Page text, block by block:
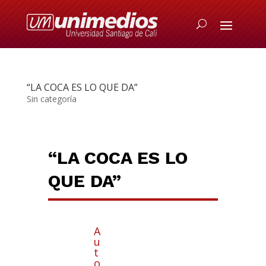
“LA COCA ES LO QUE DA”
Sin categoría
“LA COCA ES LO
QUE DA”
A
u
t
o